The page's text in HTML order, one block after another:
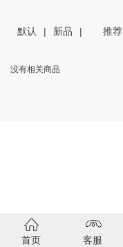
默认 新品 推荐
没有相关商品
首页 客服